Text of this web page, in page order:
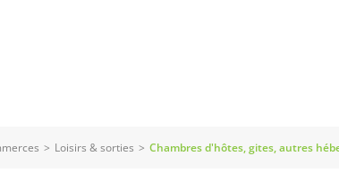
> Loisirs & sorties > Chambres d'hôtes, gites, autres